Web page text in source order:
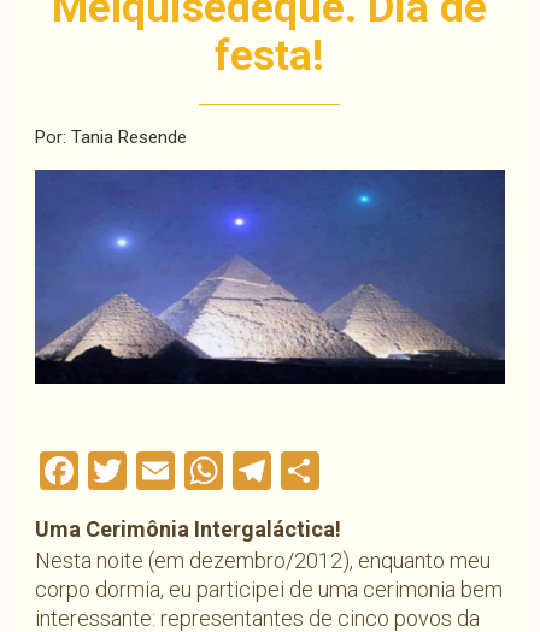
festa!
Por: Tania Resende
Facebook
Twitter
EmailWhatsApp
Telegram
Uma Cerimônia Intergaláctica!
Nesta noite (em dezembro/2012), enquanto meu
corpo dormia, eu participei de uma cerimonia bem
interessante: representantes de cinco povos da